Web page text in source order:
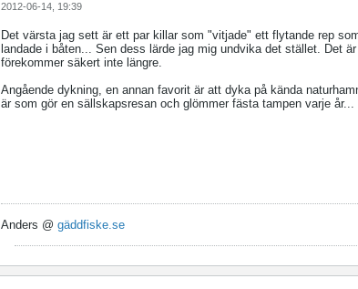
2012-06-14, 19:39
Det värsta jag sett är ett par killar som "vitjade" ett flytande rep
landade i båten... Sen dess lärde jag mig undvika det stället. Det
förekommer säkert inte längre.
Angående dykning, en annan favorit är att dyka på kända
är som gör en sällskapsresan och glömmer fästa tampen varje år...
Anders @ gäddfiske.se